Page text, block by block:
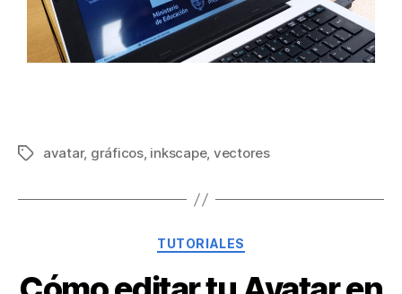
avatar, gráficos, inkscape, vectores
TUTORIALES